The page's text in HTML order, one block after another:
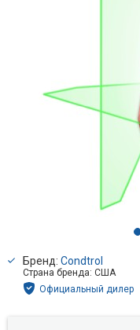
Бренд: Condtrol
Страна бренда: США
Официальный дилер